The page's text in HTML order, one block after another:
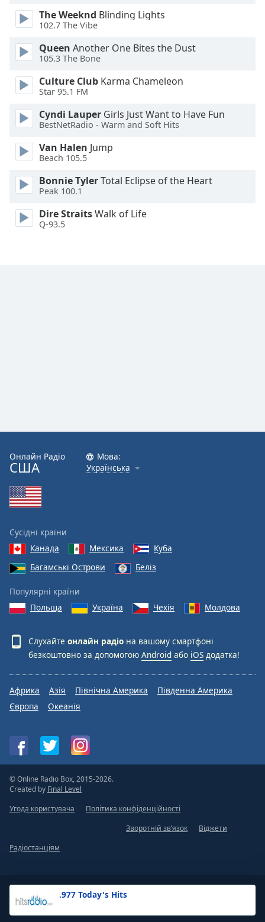
Font
Size
Text
Edge
Family
Reset
Close
Modal
Dialog
.977 Today's Hits
The Weeknd Blinding Lights
102.7 The Vibe
Queen Another One Bites the Dust
105.3 The Bone
Culture Club Karma Chameleon
Star 95.1 FM
Cyndi Lauper Girls Just Want to Have Fun
BestNetRadio - Warm and Soft Hits
Van Halen Jump
Beach 105.5
Bonnie TylerTotal Eclipse of the Heart
Peak 100.1
Dire StraitsWalk of Life
Q-93.5
Онлайн Радіо
США
Мова:
Українська
Сусідні країни
Канада
Мексика
Куба
Багамські Острови
Беліз
Популярні країни
Польща
Україна Чехія Молдова
Слухайте онлайн радіо на вашому смартфоні
безкоштовно за допомогою Android або iOS додатка!
Африка Азія Північна Америка
Південна Америка
Європа
Океанія
© Online Radio Box, 2015-2026.
Created by Final Level
Угода користувача
Політика конфіденційності
Зворотній зв’язок
Віджети
Радіостанціям